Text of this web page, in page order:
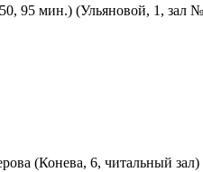
95 мин.) (Ульяновой, 1, зал
(Конева, 6, читальный зал)